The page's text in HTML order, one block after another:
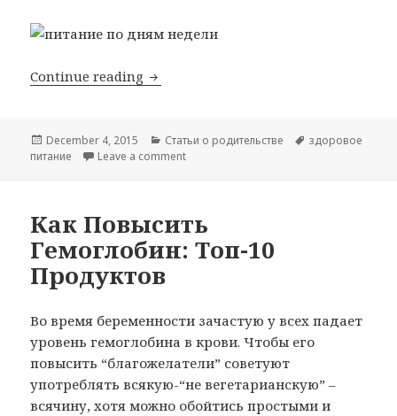
Continue reading Питание по дням недели.
Posted
on
December 4, 2015 Categories
Статьи о родительстве Tags
здоровое
питание
Leave a commenton Питание по дням недели. Ведическая
Как Повысить
Гемоглобин: Топ-10
Продуктов
Во время беременности зачастую у всех падает
уровень гемоглобина в крови. Чтобы его
повысить “благожелатели” советуют
употреблять всякую-“не вегетарианскую” –
всячину, хотя можно обойтись простыми и